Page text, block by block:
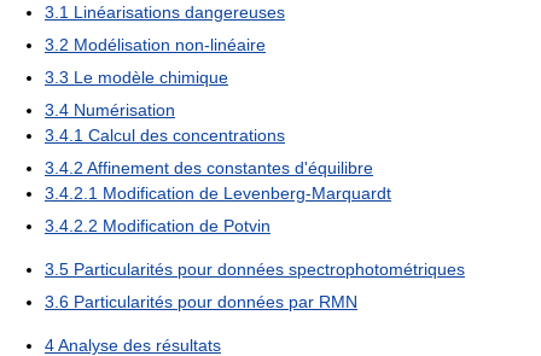
3.1 Linéarisations dangereuses
3.2 Modélisation non-linéaire
3.3 Le modèle chimique
3.4 Numérisation
3.4.1 Calcul des concentrations
3.4.2 Affinement des constantes d'équilibre
3.4.2.1 Modification de Levenberg-Marquardt
3.4.2.2 Modification de Potvin
3.5 Particularités pour données spectrophotométriques
3.6 Particularités pour données par RMN
4Analyse des résultats